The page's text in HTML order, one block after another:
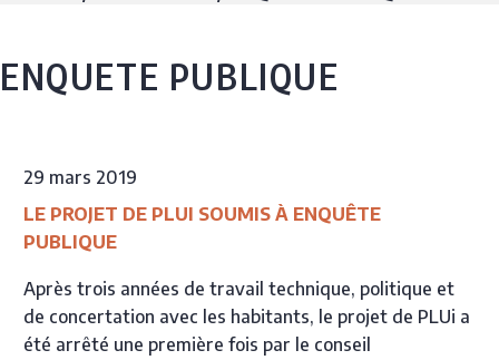
ENQUETE PUBLIQUE
29 mars 2019
LE PROJET DE PLUI SOUMIS À ENQUÊTE
PUBLIQUE
Après trois années de travail technique, politique et
de concertation avec les habitants, le projet de PLUi a
été arrêté une première fois par le conseil